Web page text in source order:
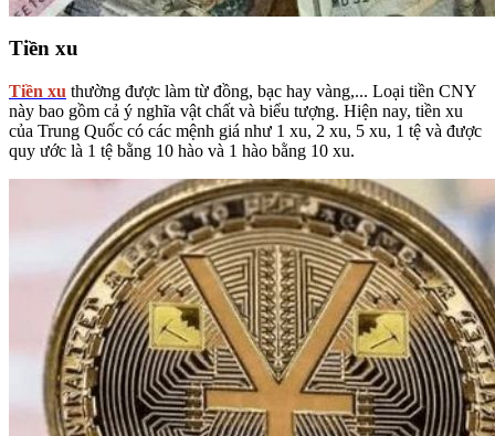
Tiền xu
Tiền xu thường được làm từ đồng, bạc hay vàng,... Loại tiền CNY
này bao gồm cả ý nghĩa vật chất và biểu tượng. Hiện nay, tiền xu
của Trung Quốc có các mệnh giá như 1 xu, 2 xu, 5 xu, 1 tệ và được
quy ước là 1 tệ bằng 10 hào và 1 hào bằng 10 xu.